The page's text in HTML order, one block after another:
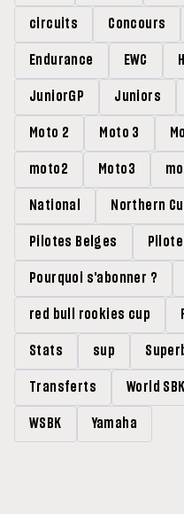
circuits Concours
Endurance EWC
JuniorGP Juniors
Moto 2 Moto 3
moto2 Moto3
National Northern
Pilotes Belges
Pourquoi s'abonner ?
red bull rookies cup
Stats sup
Transferts World SBK
WSBK Yamaha